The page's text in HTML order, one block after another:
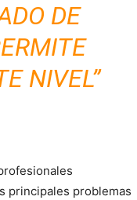
DE
NIVEL”
principales problemas